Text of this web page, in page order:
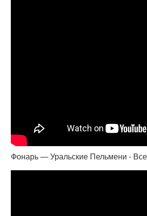
Фонарь — Уральские Пельмени -